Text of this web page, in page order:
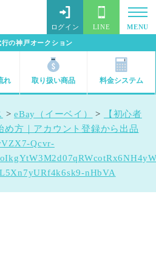
の神戸オークション
ログイン LINE MENU
れ 取り扱い商品 料金システム
>eBay（イーベイ） >
【初心者
め方｜アカウント登録から出品
Qcvr-
nHbVA